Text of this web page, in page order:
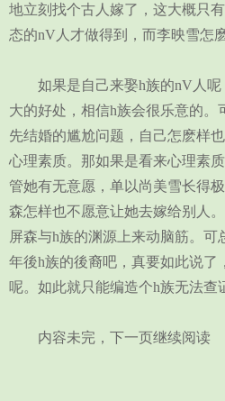
地立刻找个古人嫁了，这大概只
态的nV人才做得到，而李映雪怎
如果是自己来娶h族的nV人呢
大的好处，相信h族会很乐意的。
先结婚的尴尬问题，自己怎麽样
心理素质。那如果是看来心理素
管她有无意愿，单以尚美雪长得
森怎样也不愿意让她去嫁给别人
屏森与h族的渊源上来动脑筋。可
年後h族的後裔吧，真要如此说了
呢。如此就只能编造个h族无法查
内容未完，下一页继续阅读